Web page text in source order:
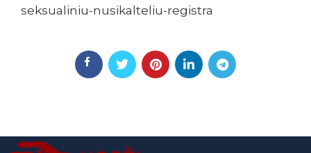
seksualiniu-nusikalteliu-registra